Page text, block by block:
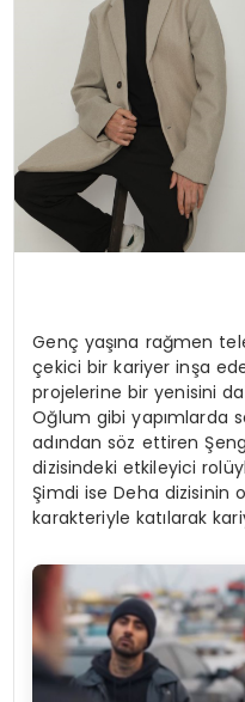
Genç yaşına rağmen
çekici bir kariyer inşa
projelerine bir yenisini
Oğlum gibi yapımlarda
adından söz ettiren
dizisindeki etkileyici
Şimdi ise Deha dizisinin
karakteriyle katılarak